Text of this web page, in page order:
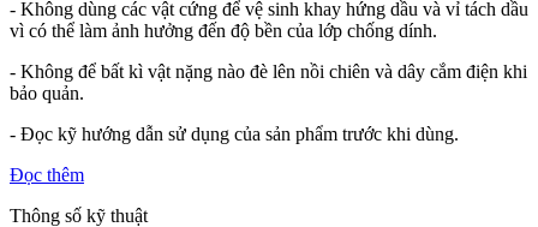
- Không dùng các vật cứng để vệ sinh khay hứng dầu và vỉ tách dầu
vì có thể làm ảnh hưởng đến độ bền của lớp chống dính.
- Không để bất kì vật nặng nào đè lên nồi chiên và dây cắm điện khi
bảo quản.
- Đọc kỹ hướng dẫn sử dụng của sản phẩm trước khi dùng.
Đọc thêm
Thông số kỹ thuật